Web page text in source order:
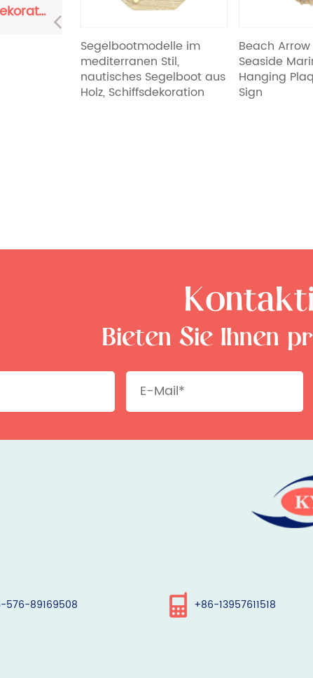
Mediterrane Dekorationen
Previous
Segelbootmodelle im
mediterranen Stil,
nautisches Segelboot aus
Holz, Schiffsdekoration
Beach Arrow
Seaside
Hanging
Sign
Bieten Sie Ihnen
576-89169508 +86-13957611518